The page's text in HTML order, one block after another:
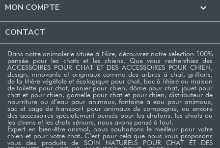
MON COMPTE 
CONTACT
Dans notre animalerie située à Nice, découvrez notre sélection 100%
pensée pour les chats et les chiens. Que vous recherchiez des
ACCESSOIRES POUR CHAT ET DES ACCESSOIRES POUR CHIEN,
design, innovants et originaux comme des arbres à chat, griffoirs,
de la litière végétale et écologique pour chat, bac à litière ou maison
de toilette pour chat, panier pour chien, dôme pour chat, jouet pour
chat et pour chien, gamelle pour chat et pour chien, distributeur de
nourriture ou d’eau pour animaux, fontaine à eau pour animaux,
sac et cage de transport pour animaux de compagnie, ou encore
des accessoires spécialement pensés pour les chatons, les chiots ou
les chiens et les chats séniors, nous avons pensé à tout.
Expert en bien-être animal, nous souhaitons le meilleur pour votre
chien et pour votre chat. C’est pour cela que nous vous proposons
vous des produits de SOIN NATURELS POUR CHAT ET DES